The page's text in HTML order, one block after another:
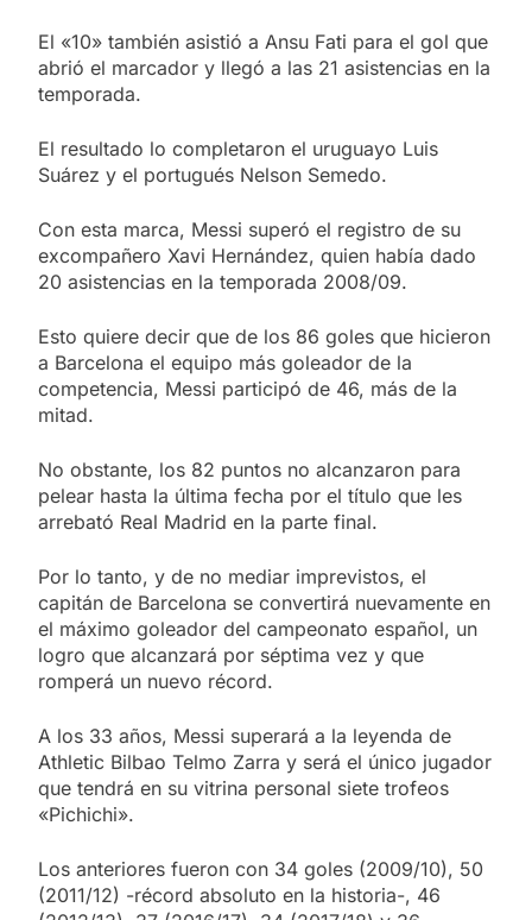
El «10» también asistió a Ansu Fati para el gol que
abrió el marcador y llegó a las 21 asistencias en la
temporada.
El resultado lo completaron el uruguayo Luis
Suárez y el portugués Nelson Semedo.
Con esta marca, Messi superó el registro de su
excompañero Xavi Hernández, quien había dado
20 asistencias en la temporada 2008/09.
Esto quiere decir que de los 86 goles que hicieron
a Barcelona el equipo más goleador de la
competencia, Messi participó de 46, más de la
mitad.
No obstante, los 82 puntos no alcanzaron para
pelear hasta la última fecha por el título que les
arrebató Real Madrid en la parte final.
Por lo tanto, y de no mediar imprevistos, el
capitán de Barcelona se convertirá nuevamente en
el máximo goleador del campeonato español, un
logro que alcanzará por séptima vez y que
romperá un nuevo récord.
A los 33 años, Messi superará a la leyenda de
Athletic Bilbao Telmo Zarra y será el único jugador
que tendrá en su vitrina personal siete trofeos
«Pichichi».
Los anteriores fueron con 34 goles (2009/10), 50
(2011/12) -récord absoluto en la historia-, 46